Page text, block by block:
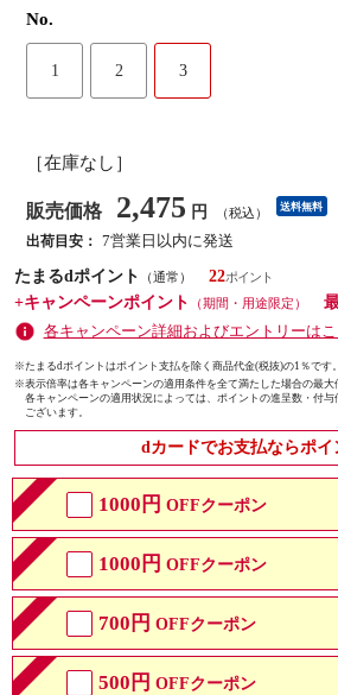
No.
1 2 3
［在庫なし］
販売価格 2,475 円 （税込） 送料無料
出荷目安： 7営業日以内に発送
たまるdポイント
（通常）
22
+キャンペーンポイント
（期間・用途限定）
各キャンペーン詳細およびエントリーはこ
※たまるdポイントはポイント支払を除く商品代金(税抜)の1％です。
※表示倍率は各キャンペーンの適用条件を全て満たした場合の最大
各キャンペーンの適用状況によっては、ポイントの進呈数・付
ございます。
dカードでお支払ならポイ
1000円 OFFクーポン
1000円 OFFクーポン
700円 OFFクーポン
500円 OFFクーポン